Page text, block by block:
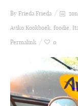
By Frieda Frieda
Aviko Kookboek, foodie,
Permalink
0